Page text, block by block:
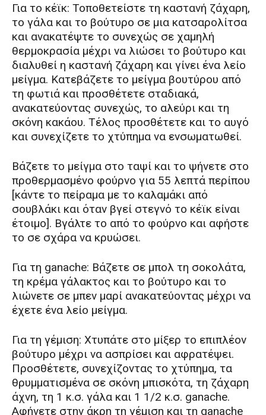
Για το κέϊκ: Τοποθετείστε τη καστανή ζάχαρη,
το γάλα και το βούτυρο σε μια κατσαρολίτσα
και ανακατέψτε το συνεχώς σε χαμηλή
θερμοκρασία μέχρι να λιώσει το βούτυρο και
διαλυθεί η καστανή ζάχαρη και γίνει ένα λείο
μείγμα. Κατεβάζετε το μείγμα βουτύρου από
τη φωτιά και προσθέτετε σταδιακά,
ανακατεύοντας συνεχώς, το αλεύρι και τη
σκόνη κακάου. Τέλος προσθέτετε και το αυγό
και συνεχίζετε το χτύπημα να ενσωματωθεί.
Βάζετε το μείγμα στο ταψί και το ψήνετε στο
προθερμασμένο φούρνο για 55 λεπτά περίπου
[κάντε το πείραμα με το καλαμάκι από
σουβλάκι και όταν βγεί στεγνό το κέϊκ είναι
έτοιμο]. Βγάλτε το από το φούρνο και αφήστε
το σε σχάρα να κρυώσει.
Για τη ganache: Βάζετε σε μπολ τη σοκολάτα,
τη κρέμα γάλακτος και το βούτυρο και το
λιώνετε σε μπεν μαρί ανακατεύοντας μέχρι να
έχετε ένα λείο μείγμα.
Για τη γέμιση: Χτυπάτε στο μίξερ το επιπλέον
βούτυρο μέχρι να ασπρίσει και αφρατέψει.
Προσθέτετε, συνεχίζοντας το χτύπημα, τα
θρυμματισμένα σε σκόνη μπισκότα, τη ζάχαρη
άχνη, τη 1 κ.σ. γάλα και 1 1/2 κ.σ. ganache.
Αφήνετε στην άκρη τη γέμιση και τη ganache